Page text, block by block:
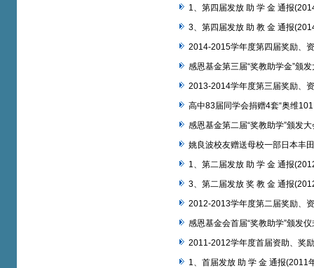
1、第四届发放 助 学 金 通报
3、第四届发放 助 教 金 通报
2014-2015学年度第四届奖励、
感恩基金第三届“奖教助学金”颁
2013-2014学年度第三届奖励、
高中83届同学会捐赠4套“奥维
感恩基金第二届“奖教助学”颁发
姚良波校友赠送母校一部日本丰
1、第二届发放 助 学 金 通报
3、第二届发放 奖 教 金 通报
2012-2013学年度第二届奖励、
感恩基金会首届“奖教助学”颁发
2011-2012学年度首届资助、奖
1、首届发放 助 学 金 通报(2011